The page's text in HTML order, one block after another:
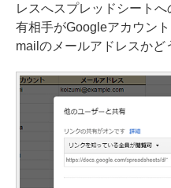
レスへスプレッドシート
有相手がGoogleアカウン
mailのメールアドレスかど